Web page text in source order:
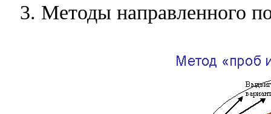
Методы направленного